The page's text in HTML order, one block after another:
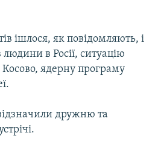
ішлося, як повідомляють, і
в Росії, ситуацію
ядерну програму
дружню та